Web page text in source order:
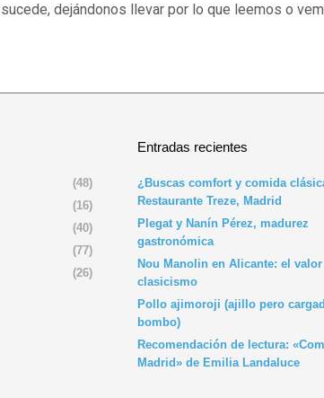
dejándonos llevar por lo que leemos o
(48)
(16)
(40)
(77)
(26)
Entradas recientes
¿Buscas comfort y comida
Restaurante Treze, Madrid
Plegat y Nanín Pérez, madurez
gastronómica
Nou Manolin en Alicante: el valor
clasicismo
Pollo ajimoroji (ajillo pero
bombo)
Recomendación de lectura:
Madrid» de Emilia Landaluce